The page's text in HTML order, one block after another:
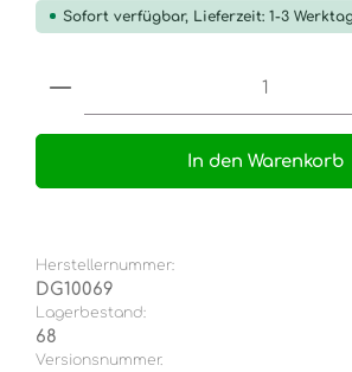
Sofort verfügbar, Lieferzeit: 1-3
Produkt Anzahl: Gib den
In den Warenkorb
Herstellernummer:
DG10069
Lagerbestand:
68
Versionsnummer.